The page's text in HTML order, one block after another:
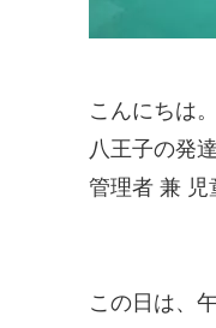
こんにちは。
八王子の発
管理者 兼 児
この日は、